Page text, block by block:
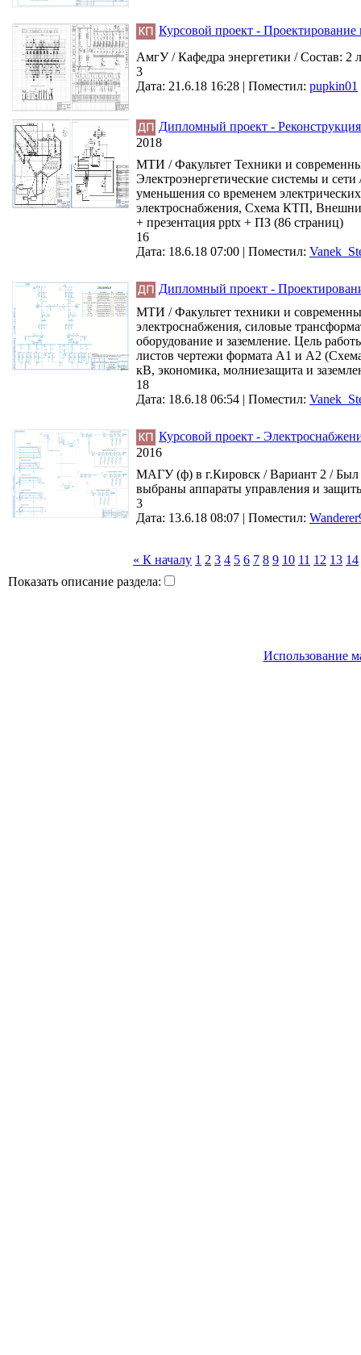
Курсовой проект -
АмгУ / Кафедра энергетики / Состав: 2
3
Дата: 21.6.18 16:28 | Поместил: pupkin01
Дипломный проект -
2018
МТИ / Факультет Техники и
Электроэнергетические системы и
уменьшения со временем
электроснабжения, Схема КТП,
+ презентация pptx + ПЗ (86 страниц)
16
Дата: 18.6.18 07:00 | Поместил:
Дипломный проект -
МТИ / Факультет техники и
электроснабжения, силовые
оборудование и заземление. Цель
листов чертежи формата А1 и А2
кВ, экономика, молниезащита и
18
Дата: 18.6.18 06:54 | Поместил:
Курсовой проект -
2016
МАГУ (ф) в г.Кировск / Вариант 2 / Был
выбраны аппараты управления и
3
Дата: 13.6.18 08:07 | Поместил:
« К началу 1 2 3 4 5 6 7 8 9 10 11 12 13 14
Показать описание раздела:
Использование